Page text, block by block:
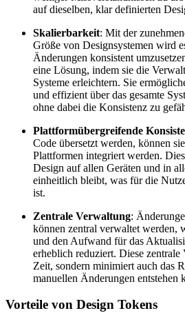
auf dieselben, klar definierten
Skalierbarkeit: Mit der
Größe von Designsystemen wird
Änderungen konsistent
eine Lösung, indem sie die
Systeme erleichtern. Sie
und effizient über das gesamte
ohne dabei die Konsistenz zu
Plattformübergreifende
Code übersetzt werden, können
Plattformen integriert werden.
Design auf allen Geräten und in
einheitlich bleibt, was für die
ist.
Zentrale Verwaltung:
können zentral verwaltet werden,
und den Aufwand für das
erheblich reduziert. Diese
Zeit, sondern minimiert auch das
manuellen Änderungen entstehen
Vorteile von Design Tokens